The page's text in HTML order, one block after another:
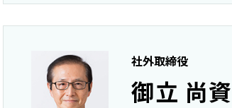
社外取締役
御立 尚資